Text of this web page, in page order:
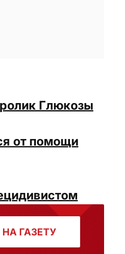
Глюкозы
от помощи
ГАЗЕТУ